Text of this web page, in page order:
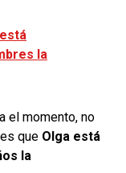
la
el momento, no
que Olga está
la